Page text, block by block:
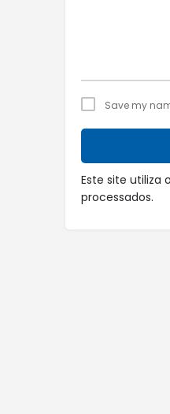
Save my
Este site utiliza
processados.